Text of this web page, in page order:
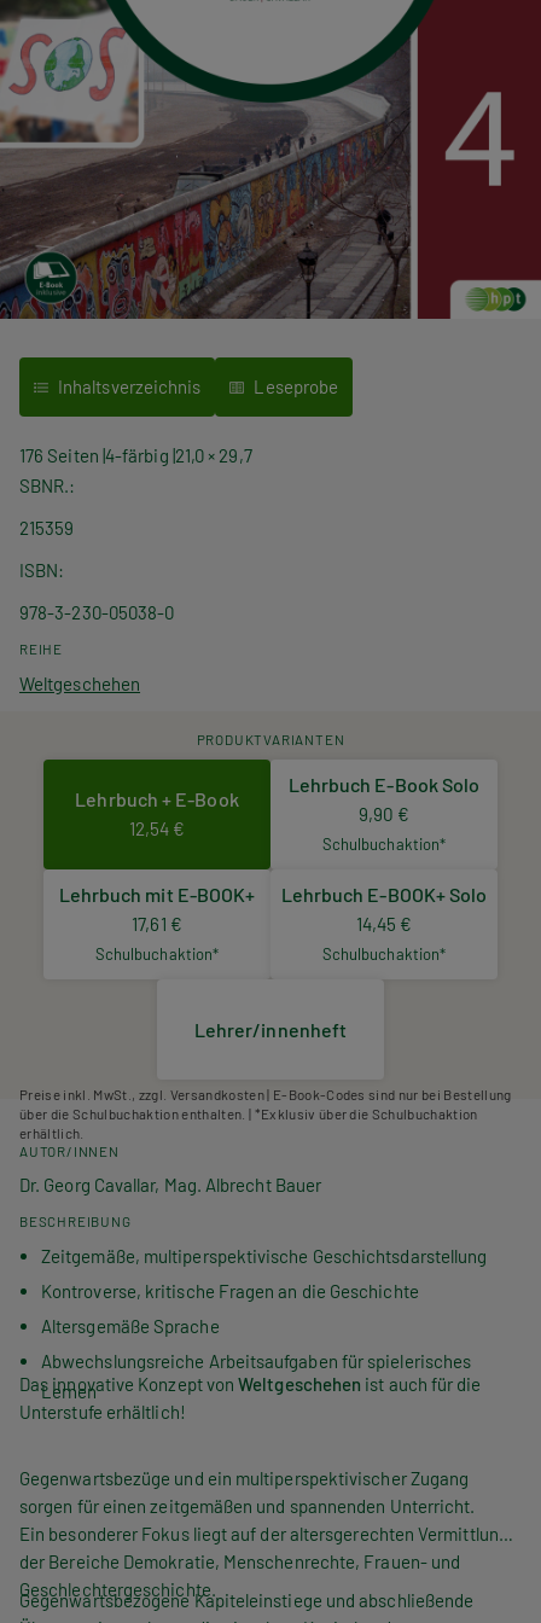
Inhaltsverzeichnis Leseprobe
176 Seiten 4-färbig 21,0 × 29,7
SBNR.
215359
ISBN
978-3-230-05038-0
REIHE
Weltgeschehen
PRODUKTVARIANTEN
Lehrbuch + E-Book
12,54 €
Lehrbuch E-Book Solo
9,90 €
Schulbuchaktion*
Lehrbuch mit E-BOOK+
17,61 €
Schulbuchaktion*
Lehrbuch E-BOOK+ Solo
14,45 €
Schulbuchaktion*
Lehrer/innenheft
Preise inkl. MwSt., zzgl. Versandkosten | E-Book-Codes sind nur bei Bestellung
über die Schulbuchaktion enthalten. | *Exklusiv über die Schulbuchaktion
erhältlich.
AUTOR/INNEN
Dr. Georg Cavallar, Mag. Albrecht Bauer
BESCHREIBUNG
Zeitgemäße, multiperspektivische Geschichtsdarstellung
Kontroverse, kritische Fragen an die Geschichte
Altersgemäße Sprache
Abwechslungsreiche Arbeitsaufgaben für spielerisches
Lernen
Das innovative Konzept vonWeltgeschehen ist auch für die
Unterstufe erhältlich!
Gegenwartsbezüge und ein multiperspektivischer Zugang
sorgen für einen zeitgemäßen und spannenden Unterricht.
Ein besonderer Fokus liegt auf der altersgerechten Vermittlung
der Bereiche Demokratie, Menschenrechte, Frauen- und
Geschlechtergeschichte.
Gegenwartsbezogene Kapiteleinstiege und abschließende